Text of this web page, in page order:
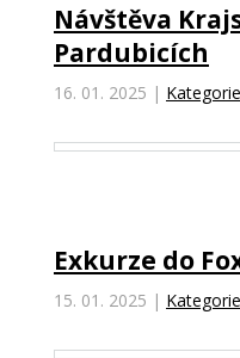
Návštěva
Pardubicích
16. 01. 2025 |
Exkurze do
15. 01. 2025 |